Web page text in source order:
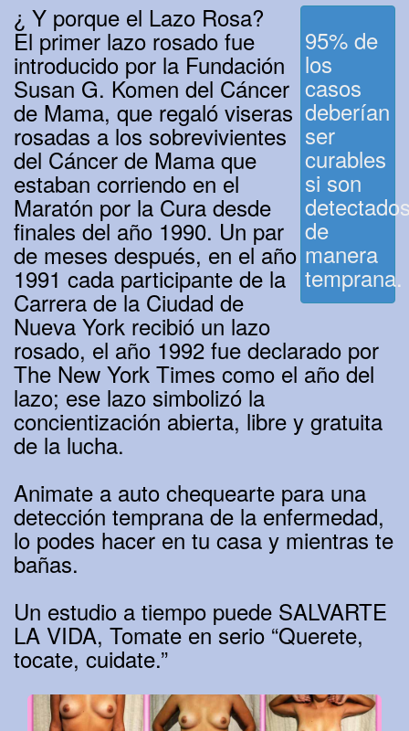
95% de
los
casos
deberían
ser
curables
si son
de
manera
temprana.
¿ Y porque el Lazo Rosa?
El primer lazo rosado fue
introducido por la Fundación
Susan G. Komen del Cáncer
de Mama, que regaló viseras
rosadas a los sobrevivientes
del Cáncer de Mama que
estaban corriendo en el
Maratón por la Cura desde
finales del año 1990. Un par
de meses después, en el año
1991 cada participante de la
Carrera de la Ciudad de
Nueva York recibió un lazo
rosado, el año 1992 fue declarado por
The New York Times como el año del
lazo; ese lazo simbolizó la
concientización abierta, libre y gratuita
de la lucha.
Animate a auto chequearte para una
detección temprana de la enfermedad,
lo podes hacer en tu casa y mientras te
bañas.
Un estudio a tiempo puede SALVARTE
LA VIDA, Tomate en serio “Querete,
tocate, cuidate.”